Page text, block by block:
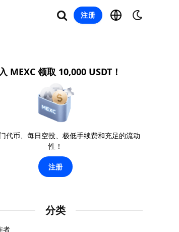
注册
MEXC 领取 10,000 USDT！
代币、每日空投、极低手续费和充足的流动
性！
注册
分类
者